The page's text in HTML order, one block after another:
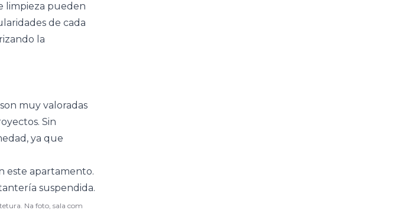
limpieza pueden
de cada
la
muy valoradas
Sin
ya que
Na foto, sala com